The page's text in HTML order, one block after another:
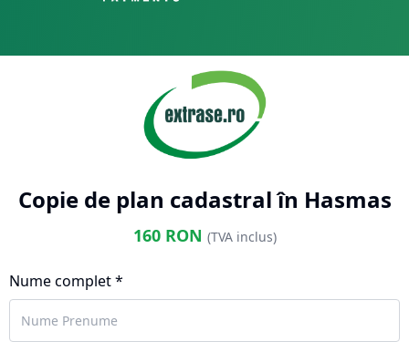
Copie de plan cadastral în Hasmas
160RON (TVA inclus)
Nume complet *